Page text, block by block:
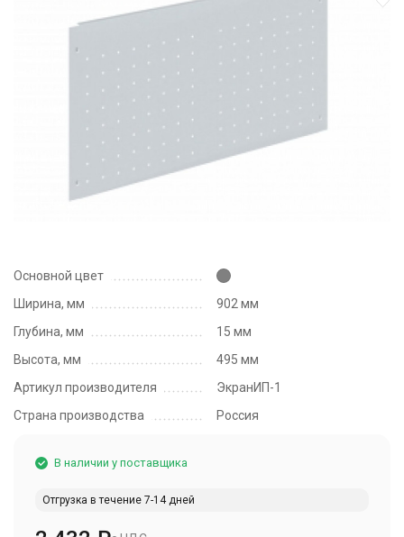
Основной цвет
Ширина, мм
902 мм
Глубина, мм
15 мм
Высота, мм
495 мм
Артикул производителя
ЭкранИП-1
Страна производства
Россия
В наличии у поставщика
Отгрузка в течение 7-14 дней